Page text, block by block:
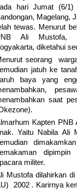
hari Jumat (6/1)
Magelang,
tewas. Menurut
Ali Mustofa,
diketahui
seorang
jatuh ke
baya yang
saat
Kapten PNB
Yaitu Nabila Ali
dipimpin
militer.
Mustofa dilahirkan
2002 . Karirnya